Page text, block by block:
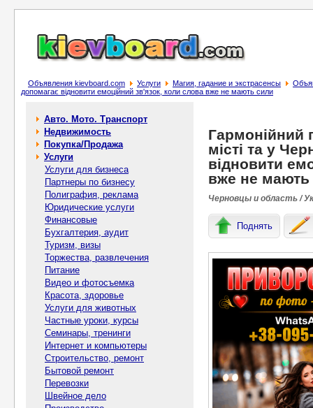
Объявления kievboard.com Услуги Магия, гадание и экстрасенсы
допомагає відновити емоційний зв'язок, коли слова вже не мають сили
Авто. Мото. Транспорт
Недвижимость
Покупка/Продажа
Услуги
Услуги для бизнеса
Партнеры по бизнесу
Полиграфия, реклама
Юридические услуги
Финансовые
Бухгалтерия, аудит
Туризм, визы
Торжества, развлечения
Питание
Видео и фотосъемка
Красота, здоровье
Услуги для животных
Частные уроки, курсы
Семинары, тренинги
Интернет и компьютеры
Строительство, ремонт
Бытовой ремонт
Перевозки
Швейное дело
Гармонійний
місті та у
відновити
вже не мають
Черновцы и область /
Поднять